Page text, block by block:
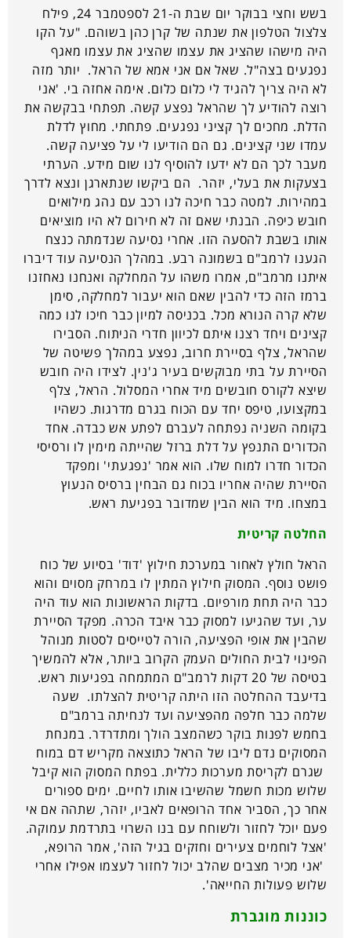
בשש וחצי בבוקר יום שבת ה-21 לספטמבר 24, פילח
צלצול הטלפון את שנתה של קרן כהן בשוהם. "על הקו
היה מישהו שהציג את עצמו שהציג את עצמו מאגף
נפגעים בצה"ל. שאל אם אני אמא של הראל. יותר מזה
לא היה צריך להגיד לי כלום כלום. אימה אחזה בי. 'אני
רוצה להודיע לך שהראל נפצע קשה. תפתחי בבקשה את
הדלת. מחכים לך קציני נפגעים. פתחתי. מחוץ לדלת
עמדו שני קצינים. גם הם הודיעו לי על פציעה קשה.
מעבר לכך הם לא ידעו להוסיף לנו שום מידע. הערתי
בצעקות את בעלי, יזהר. הם ביקשו שנתארגן ונצא לדרך
במהירות. למטה כבר חיכה לנו רכב עם נהג מילואים
חובש כיפה. הבנתי שאם זה לא חירום לא היו מוציאים
אותו בשבת להסעה הזו. אחרי נסיעה שנדמתה כנצח
הגענו לרמב"ם בשמונה רבע. במהלך הנסיעה עוד דיברו
איתנו מרמב"ם, אמרו משהו על המחלקה ואנחנו נאחזנו
ברמז הזה כדי להבין שאם הוא יעבור למחלקה, סימן
שלא קרה הנורא מכל. בכניסה למיון כבר חיכו לנו כמה
קצינים ויחד רצנו איתם לכיוון חדרי הניתוח. הסבירו
שהראל, צלף בסיירת חרוב, נפצע במהלך פשיטה של
הסיירת על בתי מבוקשים בעיר ג'נין. לצידו היה חובש
שיצא לקורס חובשים מיד אחרי המסלול. הראל, צלף
במקצועו, טיפס יחד עם הכוח בגרם מדרגות. כשהיו
בקומה השניה נפתחה לעברם לפתע אש כבדה. אחד
הכדורים התנפץ על דלת ברזל שהייתה מימין לו ורסיסי
הכדור חדרו למוח שלו. הוא אמר 'נפגעתי' ומפקד
הסיירת שהיה אחריו בכוח גם הבחין ברסיס הנעוץ
במצחו. מיד הוא הבין שמדובר בפגיעת ראש.
החלטה קריטית
הראל חולץ לאחור במערכת חילוץ 'דוד' בסיוע של כוח
פושט נוסף. המסוק חילוץ המתין לו במרחק מסוים והוא
כבר היה תחת מורפיום. בדקות הראשונות הוא עוד היה
ער, ועד שהגיעו למסוק כבר איבד הכרה. מפקד הסיירת
שהבין את אופי הפציעה, הורה לטייסים לסטות מנוהל
הפינוי לבית החולים העמק הקרוב ביותר, אלא להמשיך
בטיסה של 20 דקות לרמב"ם המתמחה בפגיעות ראש.
בדיעבד ההחלטה הזו היתה קריטית להצלתו. שעה
שלמה כבר חלפה מהפציעה ועד לנחיתה ברמב"ם
בחמש לפנות בוקר כשהמצב הולך ומתדרדר. במנחת
המסוקים נדם ליבו של הראל כתוצאה מקריש דם במוח
שגרם לקריסת מערכות כללית. בפתח המסוק הוא קיבל
שלוש מכות חשמל שהשיבו אותו לחיים. ימים ספורים
אחר כך, הסביר אחד הרופאים לאביו, יזהר, שתהה אם אי
פעם יוכל לחזור ולשוחח עם בנו השרוי בתרדמת עמוקה.
'אצל לוחמים צעירים וחזקים בגיל הזה', אמר הרופא,
'אני מכיר מצבים שהלב יכול לחזור לעצמו אפילו אחרי
שלוש פעולות החייאה'.
כוננות מוגברת